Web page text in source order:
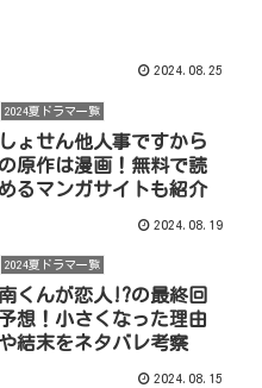
2024.08.25
2024夏ドラマ一覧
しょせん他人事ですから
の原作は漫画！無料で読
めるマンガサイトも紹介
2024.08.19
2024夏ドラマ一覧
南くんが恋人!?の最終回
想！小さくなった理由
や結末をネタバレ考察
2024.08.15